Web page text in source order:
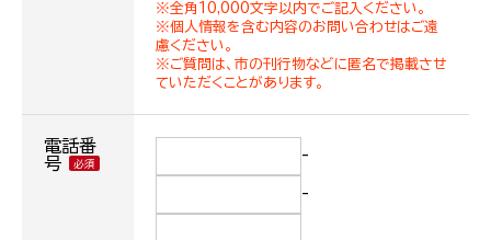
※全角10,000文字以内でご記入ください。
※個人情報を含む内容のお問い合わせはご遠
慮ください。
※ご質問は、市の刊行物などに匿名で掲載させ
ていただくことがあります。
電話番
号
-
-